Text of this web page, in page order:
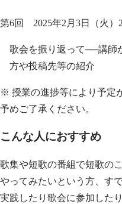
第6回 2025年2月3日（火）
歌会を振り返って──講師
方や投稿先等の紹介
※ 授業の進捗等により予定
予めご了承ください。
こんな人におすすめ
歌集や短歌の番組で短歌の
やってみたいという方、す
実践したり歌会に参加した